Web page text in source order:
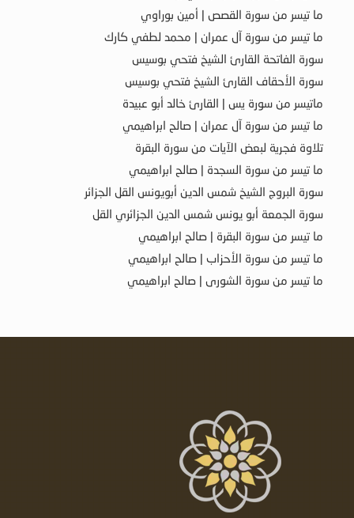
ما تيسر من سورة القصص | أمين بوراوي
ما تيسر من سورة آل عمران | محمد لطفي كارك
سورة الفاتحة القارئ الشيخ فتحي بوسيس
سورة الأحقاف القارئ الشيخ فتحي بوسيس
ماتيسر من سورة يس | القارئ خالد أبو عبيدة
ما تيسر من سورة آل عمران | صالح ابراهيمي
تلاوة فجرية لبعض الآيات من سورة البقرة
ما تيسر من سورة السجدة | صالح ابراهيمي
سورة البروج الشيخ شمس الدين أبويونس القل الجزائر
سورة الجمعة أبو يونس شمس الدين الجزائري القل
ما تيسر من سورة البقرة | صالح ابراهيمي
ما تيسر من سورة الأحزاب | صالح ابراهيمي
ما تيسر من سورة الشورى | صالح ابراهيمي